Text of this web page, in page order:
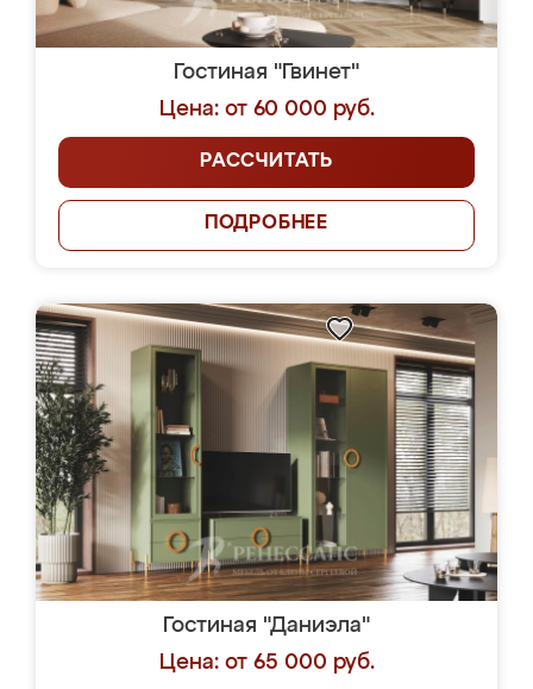
Гостиная "Гвинет"
Цена: от 60 000 руб.
РАССЧИТАТЬ
ПОДРОБНЕЕ
Гостиная "Даниэла"
Цена: от 65 000 руб.